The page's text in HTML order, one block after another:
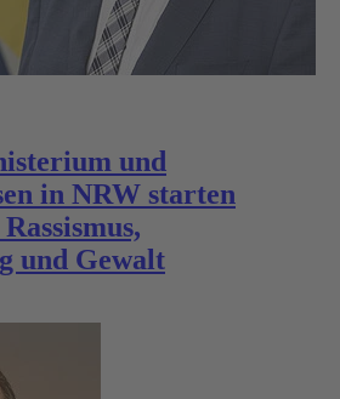
und
in NRW starten
und Gewalt